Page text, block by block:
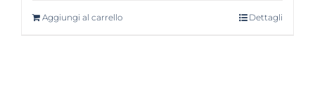
Aggiungi al carrello Dettagli